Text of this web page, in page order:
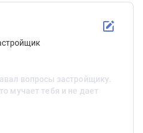
вопросы застройщику.
мучает тебя и не дает